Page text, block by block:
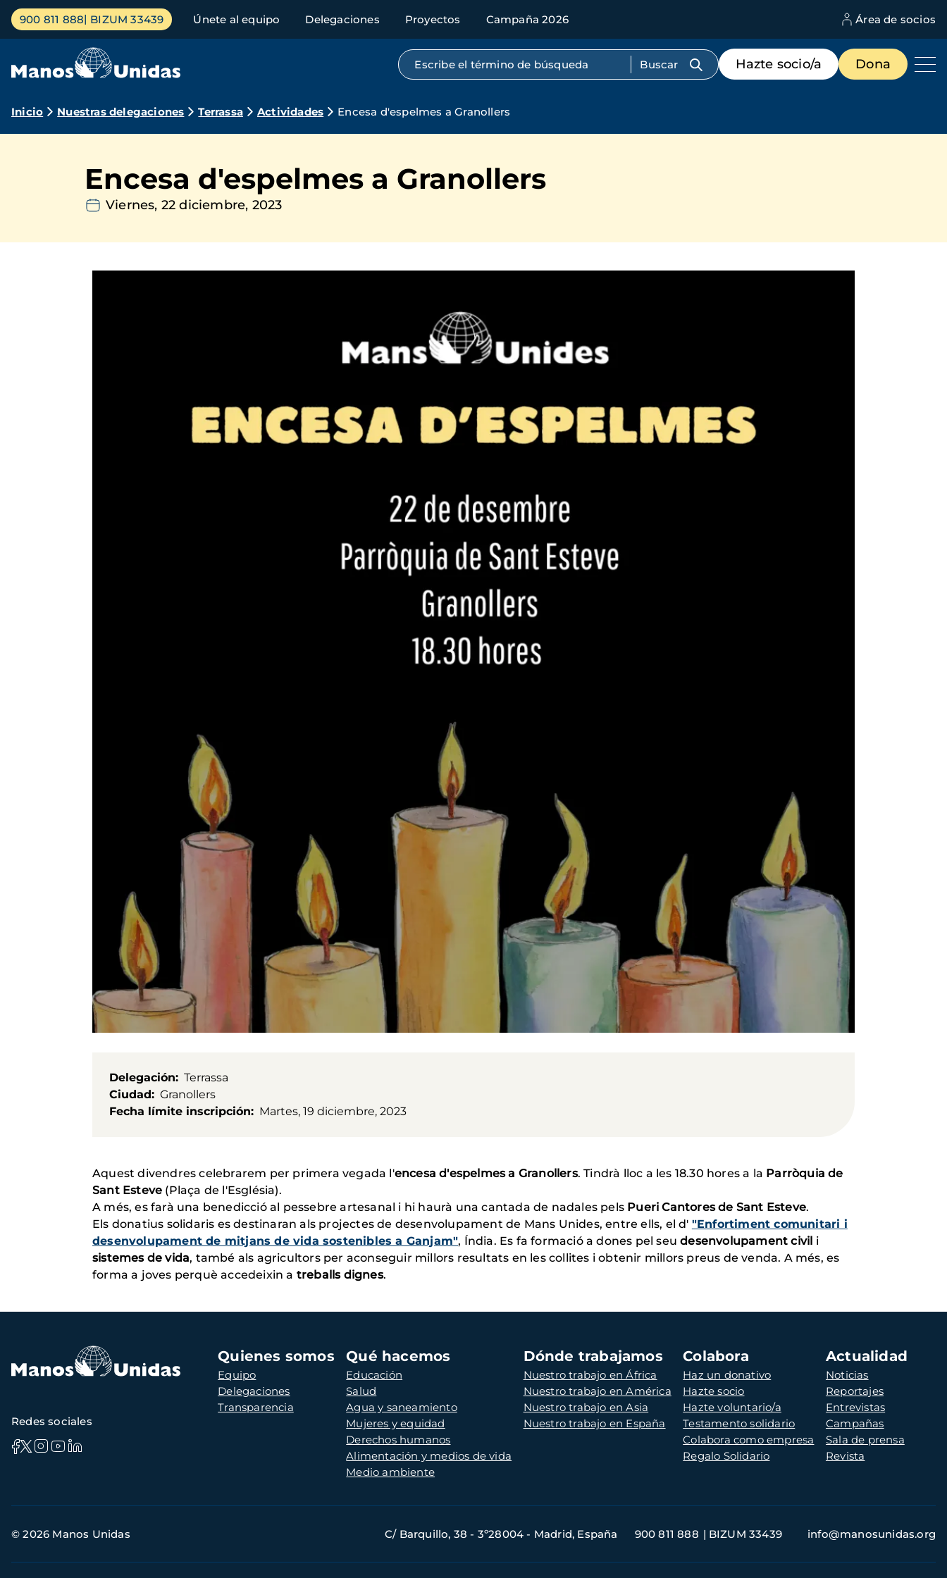
Pasar
contenido
Menú
principal
900 811 888 BIZUM 33439 Únete al equipo Delegaciones Proyectos Campaña 2026 Área de socios
Búsqueda por texto completo
Menú
de
destacados
Hazte socio/a Dona
Ruta
navegación
Inicio Nuestras delegaciones Terrassa Actividades Encesa d'espelmes a Granollers
Encesa d'espelmes a Granollers
Viernes, 22 diciembre, 2023
Delegación
Terrassa
Ciudad
Granollers
Fecha límite inscripción
Martes, 19 diciembre, 2023
Aquest divendres celebrarem per primera vegada l'encesa d'espelmes a Granollers. Tindrà lloc a les 18.30 hores a la Parròquia de
Sant Esteve (Plaça de l'Església).
A més, es farà una benedicció al pessebre artesanal i hi haurà una cantada de nadales pels Pueri Cantores de Sant Esteve.
Els donatius solidaris es destinaran als projectes de desenvolupament de Mans Unides, entre ells, el d' "Enfortiment comunitari i
desenvolupament de mitjans de vida sostenibles a Ganjam", Índia. Es fa formació a dones pel seudesenvolupament civil i
sistemes de vida, també als agricultors per aconseguir millors resultats en les collites i obtenir millors preus de venda. A més, es
forma a joves perquè accedeixin a treballs dignes.
Navegación
principal
Quienes somos
Equipo
Delegaciones
Transparencia
Qué hacemos
Educación
Salud
Agua y saneamiento
Mujeres y equidad
Derechos humanos
Alimentación y medios de vida
Medio ambiente
Dónde trabajamos
Nuestro trabajo en África
Nuestro trabajo en América
Nuestro trabajo en Asia
Nuestro trabajo en España
Colabora
Haz un donativo
Hazte socio
Hazte voluntario/a
Testamento solidario
Colabora como empresa
Regalo Solidario
Actualidad
Noticias
Reportajes
Entrevistas
Campañas
Sala de prensa
Revista
Redes sociales
de
© 2026 Manos Unidas C/ Barquillo, 38 - 3º28004 - Madrid, España 900 811 888 BIZUM 33439 info@manosunidas.org